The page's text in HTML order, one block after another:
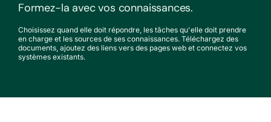
Formez-la avec vos connaissances.
Choisissez quand elle doit répondre, les tâches qu'elle doit prendre
en charge et les sources de ses connaissances. Téléchargez des
documents, ajoutez des liens vers des pages web et connectez vos
systèmes existants.